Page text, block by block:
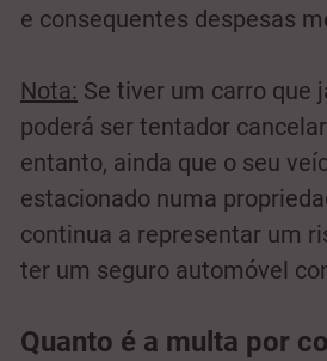
e consequentes despesas
Nota: Se tiver um carro que
poderá ser tentador
entanto, ainda que o seu
estacionado numa
continua a representar um
ter um seguro automóvel
Quanto é a multa por